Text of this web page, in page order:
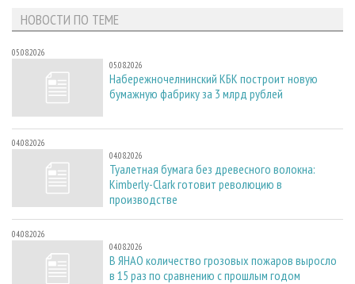
НОВОСТИ ПО ТЕМЕ
05.08.2026
05.08.2026
Набережночелнинский КБК построит новую
бумажную фабрику за 3 млрд рублей
04.08.2026
04.08.2026
Туалетная бумага без древесного волокна:
Kimberly-Clark готовит революцию в
производстве
04.08.2026
04.08.2026
В ЯНАО количество грозовых пожаров выросло
в 15 раз по сравнению с прошлым годом